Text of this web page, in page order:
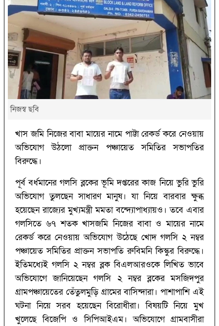
নিজস্ব ছবি
খাস জমি নিজের বাবা মায়ের নামে পাট্টা রেকর্ড করে নেওয়ায়
অভিযোগ উঠলো প্রাক্তন পঞ্চায়েত সমিতির সভাপতির
বিরুদ্ধে।
পূর্ব বর্ধমানের গলসি ব্লকের ভূমি দপ্তরের কাজ নিয়ে ভুরি ভুরি
অভিযোগ তুলছেন সাধারণ মানুষ। যা নিয়ে বারবার ক্ষুব্ধ
হয়েছেন রাজ্যের মুখ্যমন্ত্রী মমতা বন্দ্যোপাধ্যায়ও। তবে এবার
গলসিতে ৬৭ শতক খাসজমি নিজের বাবা ও মায়ের নামে
রেকর্ড করে নেওয়ায় অভিযোগ উঠেছে খোদ গলসি ২ নম্বর
পঞ্চায়েত সমিতির প্রাক্তন সভাপতি রুবিমনি কিস্কুর বিরুদ্ধে।
ইতিমধ্যেই গলসি ২ নম্বর ব্লক বিএলআরওকে লিখিত ভাবে
অভিযোগে জানিয়েছেন গলসি ২ নম্বর ব্লকের মসজিদপুর
গ্রামপঞ্চায়েতের তেঁতুলমুড়ি গ্রামের বাসিন্দারা। পাশাপাশি এই
ঘটনা নিয়ে সরব হয়েছেন বিরোধীরা। বিষয়টি নিয়ে মুখ
খুলেছে বিজেপি ও সিপিআইএম। অভিযোগে গ্রামবাসীরা